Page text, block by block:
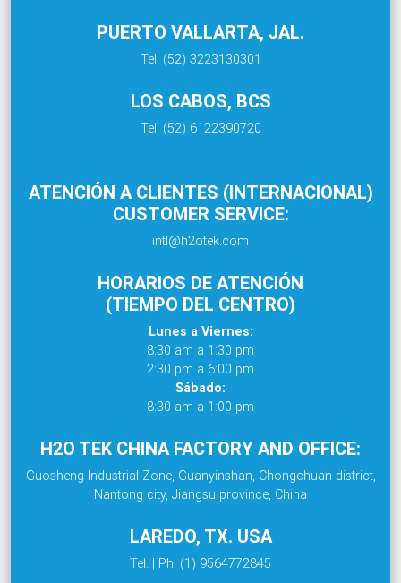
PUERTO VALLARTA, JAL.
Tel. (52) 3223130301
LOS CABOS, BCS
Tel. (52) 6122390720
ATENCIÓN A CLIENTES (INTERNACIONAL)
CUSTOMER SERVICE:
intl@h2otek.com
HORARIOS DE ATENCIÓN
(TIEMPO DEL CENTRO)
Lunes a Viernes:
8:30 am a 1:30 pm
2:30 pm a 6:00 pm
Sábado:
8:30 am a 1:00 pm
H2O TEK CHINA FACTORY AND OFFICE:
Guosheng Industrial Zone, Guanyinshan, Chongchuan district,
Nantong city, Jiangsu province, China
LAREDO, TX. USA
Tel. | Ph. (1) 9564772845